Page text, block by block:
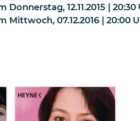
Donnerstag, 12.11.2015 | 20:30
Mittwoch, 07.12.2016 | 20:00